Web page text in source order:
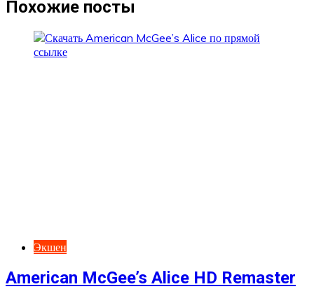
Похожие посты
Экшен
American McGee’s Alice HD Remaster